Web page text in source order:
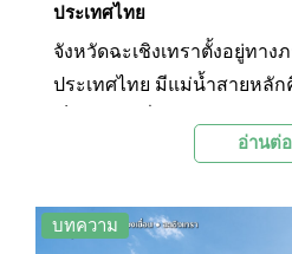
ประเทศไทย
จังหวัดฉะเชิงเทราตั้งอยู่ทา
ประเทศไทย มีแม่น้ำสายหลั
สถานที่ที่สามารถเดินทางท่อง
ที่น่าสนใจมากมาย โดยเฉพา
โสธรวรารามวรวิหาร ซึ่งเป็
อ่านต่อ
บทความ